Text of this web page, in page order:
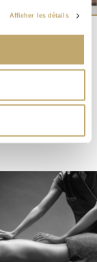
Afficher les détails